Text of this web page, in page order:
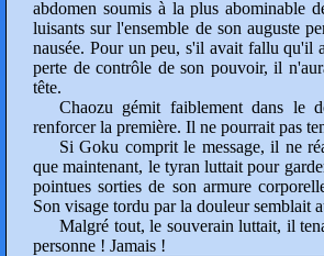
abdomen soumis à la plus abominable
luisants sur l'ensemble de son auguste
nausée. Pour un peu, s'il avait fallu qu'il
perte de contrôle de son pouvoir, il
tête.
Chaozu gémit faiblement dans le
renforcer la première. Il ne pourrait pas
Si Goku comprit le message, il ne
que maintenant, le tyran luttait pour
pointues sorties de son armure
Son visage tordu par la douleur semblait
Malgré tout, le souverain luttait, il
personne ! Jamais !